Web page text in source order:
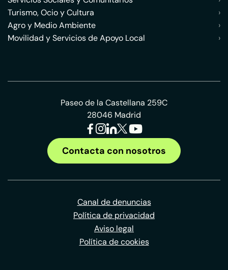
Turismo, Ocio y Cultura
›
Agro y Medio Ambiente
›
Movilidad y Servicios de Apoyo Local
›
Paseo de la Castellana 259C
28046 Madrid
Contacta con nosotros
Canal de denuncias
Política de privacidad
Aviso legal
Política de cookies